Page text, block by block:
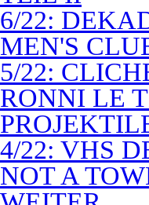
6/22:
MEN'S
5/22:
RONNI LE
4/22: VHS
NOT A